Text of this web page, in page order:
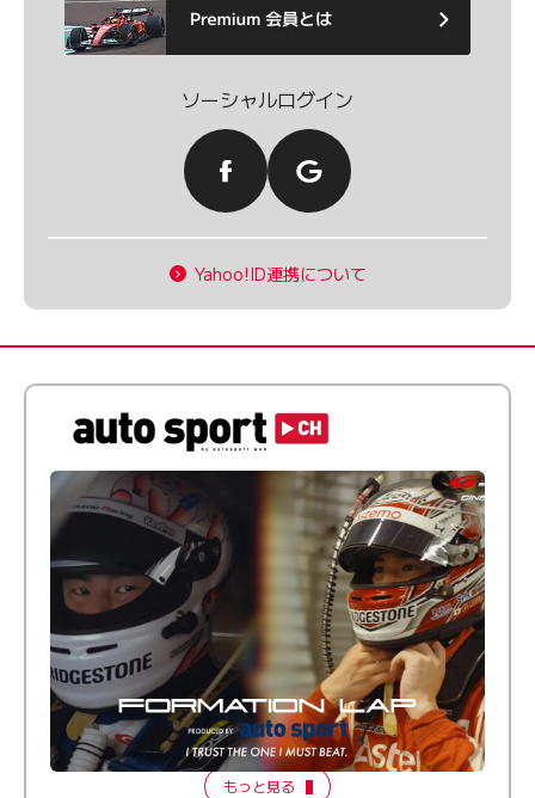
ソーシャルログイン
Yahoo!ID連携について
倒す相手を、信じてる。小林利徠斗 × 野村勇斗
【FORMATION LAP Produced by auto sport】
2026 Episode 2
もっと見る